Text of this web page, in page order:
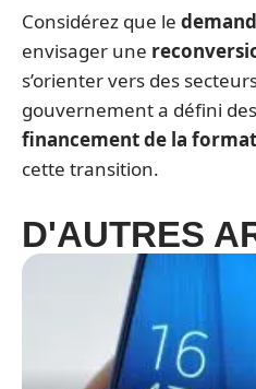
Considérez que le
envisager une
s’orienter vers des
gouvernement a défini des
financement de la
cette transition.
D'AUTRES